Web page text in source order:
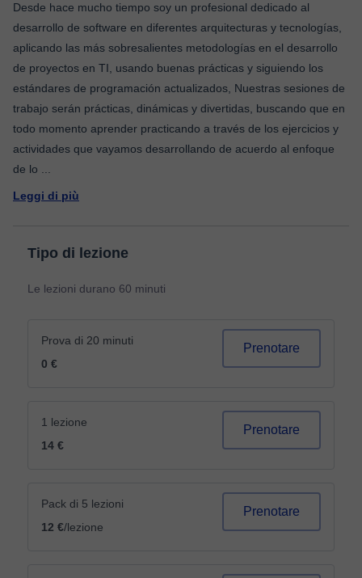
Desde hace mucho tiempo soy un profesional dedicado al
desarrollo de software en diferentes arquitecturas y tecnologías,
aplicando las más sobresalientes metodologías en el desarrollo
de proyectos en TI, usando buenas prácticas y siguiendo los
estándares de programación actualizados, Nuestras sesiones de
trabajo serán prácticas, dinámicas y divertidas, buscando que en
todo momento aprender practicando a través de los ejercicios y
actividades que vayamos desarrollando de acuerdo al enfoque
de lo
Leggi di più
Tipo di lezione
Le lezioni durano 60 minuti
Prova di 20 minuti
0 €
Prenotare
1 lezione
14 €
Prenotare
Pack di 5 lezioni
12 €/lezione
Prenotare